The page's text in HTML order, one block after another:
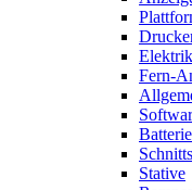
Elektrik
Fern-
Stative